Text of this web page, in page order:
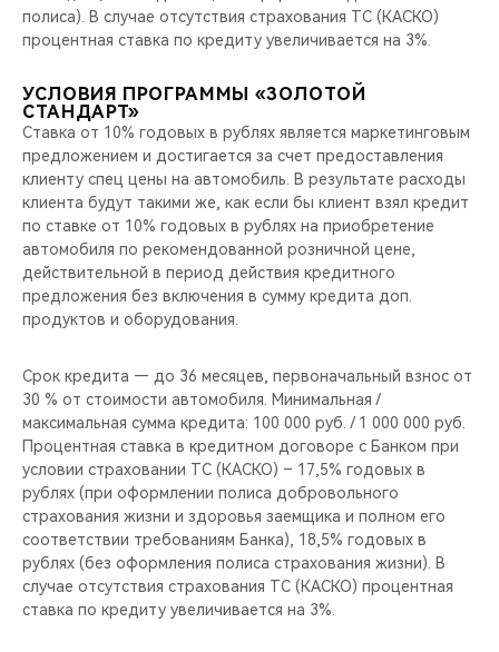
полиса). В случае отсутствия страхования ТС (КАСКО)
процентная ставка по кредиту увеличивается на 3%.
УСЛОВИЯ ПРОГРАММЫ «ЗОЛОТОЙ
СТАНДАРТ»
Ставка от 10% годовых в рублях является маркетинговым
предложением и достигается за счет предоставления
клиенту спец цены на автомобиль. В результате расходы
клиента будут такими же, как если бы клиент взял кредит
по ставке от 10% годовых в рублях на приобретение
автомобиля по рекомендованной розничной цене,
действительной в период действия кредитного
предложения без включения в сумму кредита доп.
продуктов и оборудования.
Срок кредита — до 36 месяцев, первоначальный взнос от
30 % от стоимости автомобиля. Минимальная /
максимальная сумма кредита: 100 000 руб. / 1 000 000 руб.
Процентная ставка в кредитном договоре с Банком при
условии страховании ТС (КАСКО) – 17,5% годовых в
рублях (при оформлении полиса добровольного
страхования жизни и здоровья заемщика и полном его
соответствии требованиям Банка), 18,5% годовых в
рублях (без оформления полиса страхования жизни). В
случае отсутствия страхования ТС (КАСКО) процентная
ставка по кредиту увеличивается на 3%.